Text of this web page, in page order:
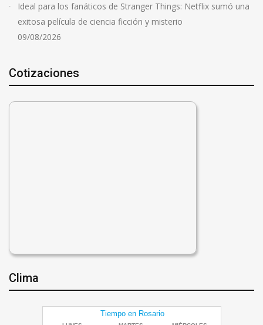
Ideal para los fanáticos de Stranger Things: Netflix sumó una
exitosa película de ciencia ficción y misterio
09/08/2026
Cotizaciones
Clima